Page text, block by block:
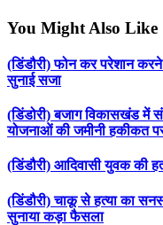
You Might Also Like
(डिंडौरी) फोन कर परेशान
सुनाई सजा
(डिंडोरी) बजाग विकासखंड में
योजनाओं की जमीनी हकीकत
(डिंडौरी) आदिवासी युवक की
(डिंडौरी) चाकू से हत्या का
सुनाया कड़ा फैसला